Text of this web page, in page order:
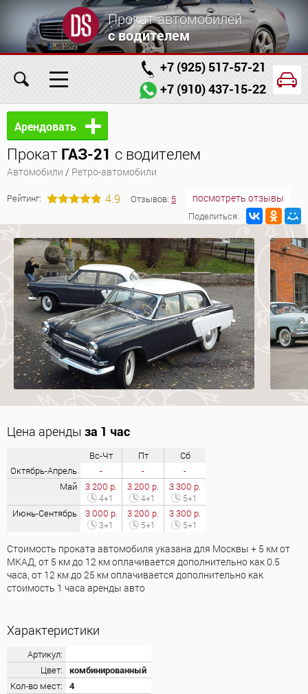
Прокат автомобилей
с водителем
+7 (925) 517-57-21
+7 (910) 437-15-22
Главная Автомобили
Условия аренды Заказ проката онлайн
Арендовать
Прокат ГАЗ-21 с водителем
Автомобили / Ретро-автомобили
Рейтинг: 4.9 Отзывов: 5 посмотреть отзывы
Поделиться:
Цена аренды за 1 час
Вс-Чт Пт
Сб
Октябрь-Апрель
- -
-
Май
3 200 р.
4+1
3 200 р.
4+1
3 300 р.
5+1
Июнь-Сентябрь 3 000 р.
3+1
3 200 р.
5+1
3 300 р.
5+1
Стоимость проката автомобиля указана для Москвы + 5 км от
МКАД, от 5 км до 12 км оплачивается дополнительно как 0.5
часа, от 12 км до 25 км оплачивается дополнительно как
стоимость 1 часа аренды авто
Характеристики
Артикул:
Цвет:
комбинированный
Кол-во мест:
4